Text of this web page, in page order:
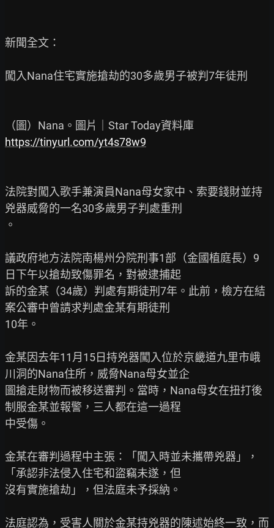
新聞全文：
闖入Nana住宅實施搶劫的30多歲男子被判7年徒刑
https://tinyurl.com/yt4s78w9
法院對闖入歌手兼演員Nana母女家中、索要錢財並持
兇器威脅的一名30多歲男子判處重刑
。
議政府地方法院南楊州分院刑事1部（金國植庭長）9
日下午以搶劫致傷罪名，對被逮捕起
訴的金某（34歲）判處有期徒刑7年。此前，檢方在結
案公審中曾請求判處金某有期徒刑
10年。
金某因去年11月15日持兇器闖入位於京畿道九里市峨
川洞的Nana住所，威脅Nana母女並企
圖搶走財物而被移送審判。當時，Nana母女在扭打後
制服金某並報警，三人都在這一過程
中受傷。
金某在審判過程中主張：「闖入時並未攜帶兇器」，
「承認非法侵入住宅和盜竊未遂，但
沒有實施搶劫」，但法庭未予採納。
法庭認為，受害人關於金某持兇器的陳述始終一致，而